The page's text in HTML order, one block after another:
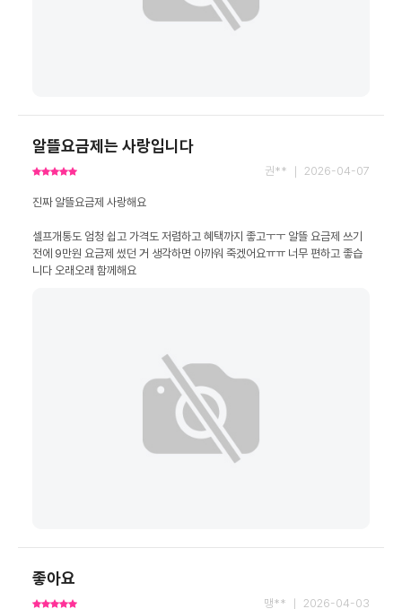
알뜰요금제는 사랑입니다
권** ｜ 2026-04-07
셀프개통도 엄청 쉽고 가격도 저렴하고 혜택까지 좋고ㅜㅜ 알뜰 요금제 쓰기
전에 9만원 요금제 썼던 거 생각하면 아까워 죽겠어요ㅠㅠ 너무 편하고 좋습
니다 오래오래 함께해요
좋아요
맹** ｜ 2026-04-03